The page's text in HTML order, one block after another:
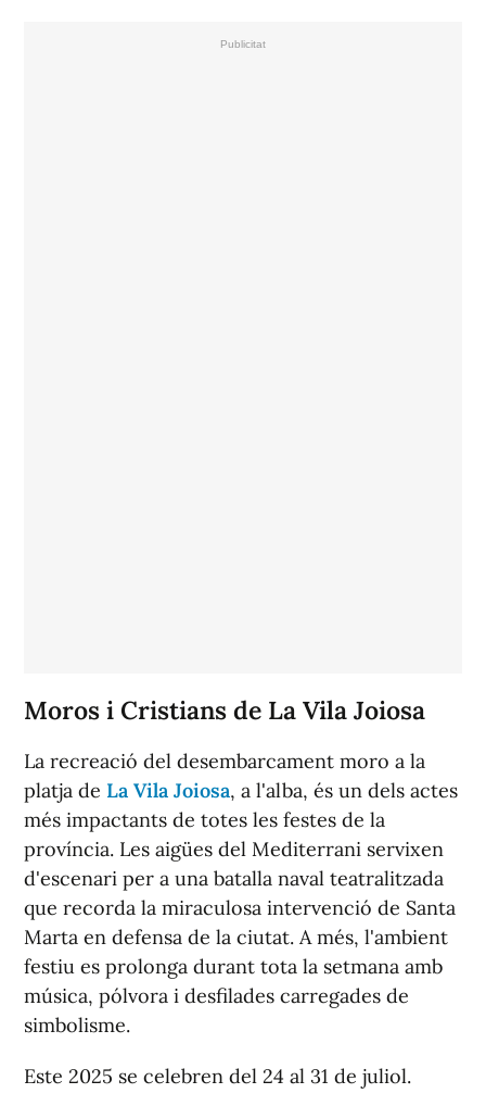
Moros i Cristians de La Vila Joiosa
La recreació del desembarcament moro a la
platja de La Vila Joiosa, a l'alba, és un dels actes
més impactants de totes les festes de la
província. Les aigües del Mediterrani servixen
d'escenari per a una batalla naval teatralitzada
que recorda la miraculosa intervenció de Santa
Marta en defensa de la ciutat. A més, l'ambient
festiu es prolonga durant tota la setmana amb
música, pólvora i desfilades carregades de
simbolisme.
Este 2025 se celebren del 24 al 31 de juliol.